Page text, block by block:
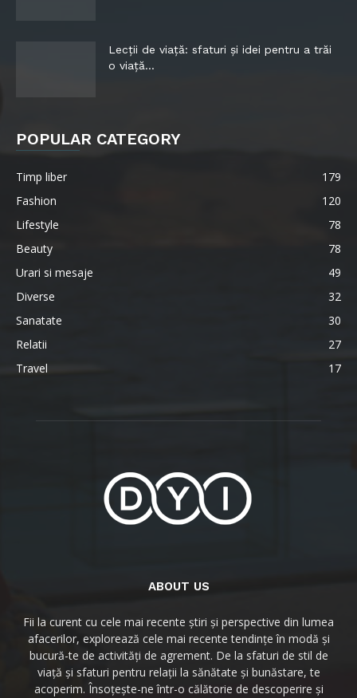
Lecții de viață: sfaturi și idei pentru a trăi
o viață...
POPULAR CATEGORY
Timp liber
179
Fashion
120
Lifestyle
78
Beauty
78
Urari si mesaje
49
Diverse
32
Sanatate
30
Relatii
27
Travel
17
ABOUT US
Fii la curent cu cele mai recente știri și perspective din lumea
afacerilor, explorează cele mai recente tendințe în modă și
bucură-te de activități de agrement. De la sfaturi de stil de
viață și sfaturi pentru relații la sănătate și bunăstare, te
acoperim. Însoțește-ne într-o călătorie de descoperire și